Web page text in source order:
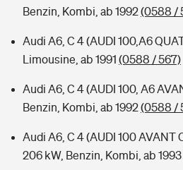
Benzin, Kombi, ab 1992(0588 /
Audi A6, C 4 (AUDI 100,A6
Limousine, ab 1991 (0588 / 567)
Audi A6, C 4 (AUDI 100, A6
Benzin, Kombi, ab 1992(0588 /
Audi A6, C 4 (AUDI 100 AVANT
206 kW, Benzin, Kombi, ab 1993